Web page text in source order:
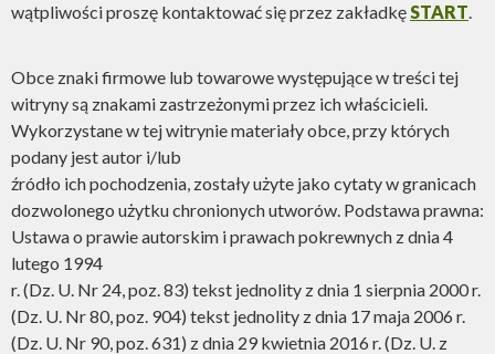
wątpliwości proszę kontaktować się przez zakładkęSTART.
Obce znaki firmowe lub towarowe występujące w treści tej
witryny są znakami zastrzeżonymi przez ich właścicieli.
Wykorzystane w tej witrynie materiały obce, przy których
podany jest autor i/lub
źródło ich pochodzenia, zostały użyte jako cytaty w granicach
dozwolonego użytku chronionych utworów. Podstawa prawna:
Ustawa o prawie autorskim i prawach pokrewnych z dnia 4
lutego 1994
r. (Dz. U. Nr 24, poz. 83) tekst jednolity z dnia 1 sierpnia 2000 r.
(Dz. U. Nr 80, poz. 904) tekst jednolity z dnia 17 maja 2006 r.
(Dz. U. Nr 90, poz. 631) z dnia 29 kwietnia 2016 r. (Dz. U. z